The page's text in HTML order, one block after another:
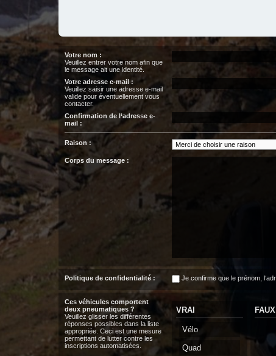
Votre nom :
Veuillez entrer votre nom afin que
le message ait une identité.
Votre adresse e-mail :
Veuillez saisir une adresse e-mail
valide pour éventuellement vous
contacter.
Confirmation de l‘adresse e-
mail :
Raison :
Corps du message :
Politique de confidentialité : Je confirme que le prénom,
Ces véhicules comportent
deux pneumatiques ?
Veuillez glisser les différentes
réponses possibles dans la liste
appropriée. Ceci est une mesure
permettant de lutter contre les
inscriptions automatisées.
VRAI
Vélo
Quad
FAUX